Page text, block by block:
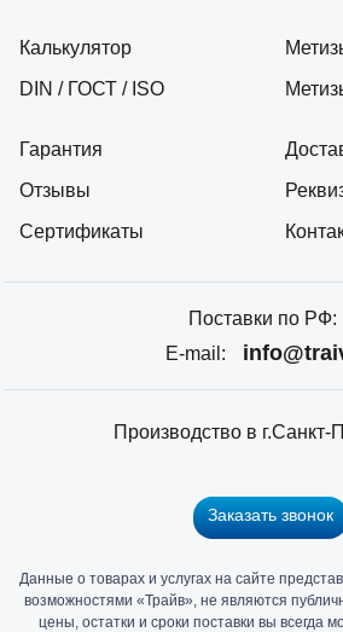
Калькулятор
DIN / ГОСТ / ISO
Гарантия
Отзывы
Сертификаты
Поставки по РФ:
E-mail:
Производство в г.Санкт-
Заказать звонок
Данные о товарах и услугах на сайте
возможностями «Трайв», не являются
цены, остатки и сроки поставки вы всегда
Главный